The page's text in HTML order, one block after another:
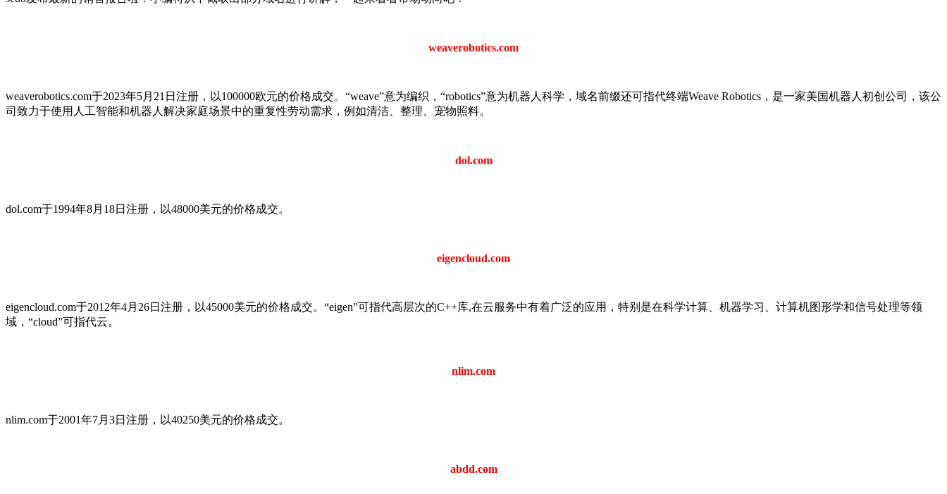
weaverobotics.com
weaverobotics.com于2023年5月21日注册，以100000欧元的价格成交。“weave”意为编织，“robotics”意为机器人科学，域名前缀还可指代终端‌Weave Robotics‌，是一家美国机器人初创公司，该公
司致力于使用人工智能和机器人解决家庭场景中的重复性劳动需求，例如清洁、整理、宠物照料。
dol.com
dol.com于1994年8月18日注册，以48000美元的价格成交。
eigencloud.com
eigencloud.com于2012年4月26日注册，以45000美元的价格成交。“eigen”可指代高层次的C++库,在云服务中有着广泛的应用，特别是在科学计算、机器学习、计算机图形学和信号处理等领
域，“cloud”可指代云。
nlim.com
nlim.com于2001年7月3日注册，以40250美元的价格成交。
abdd.com